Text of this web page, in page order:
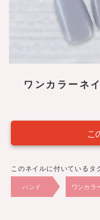
ワンカラーネ
こ
このネイルに付いているタ
ハンド ワンカラ